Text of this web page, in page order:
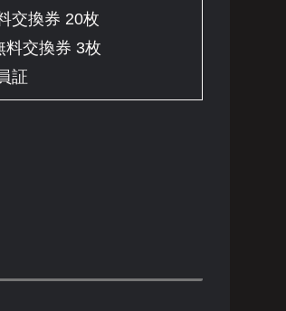
交換券 20枚
料交換券 3枚
証